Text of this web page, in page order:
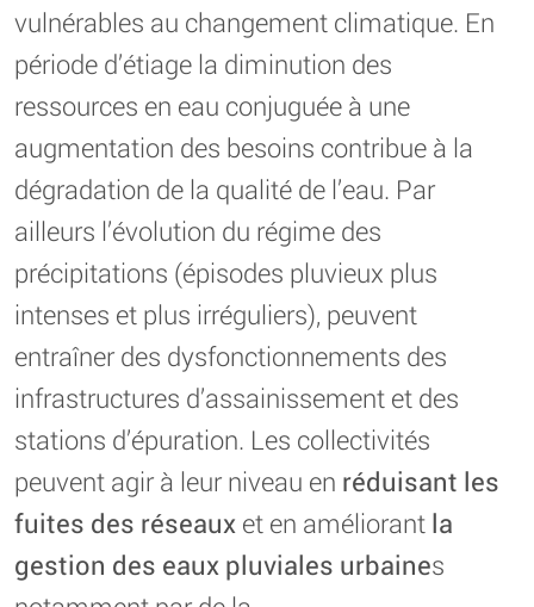
vulnérables au changement climatique. En
période d’étiage la diminution des
ressources en eau conjuguée à une
augmentation des besoins contribue à la
dégradation de la qualité de l’eau. Par
ailleurs l’évolution du régime des
précipitations (épisodes pluvieux plus
intenses et plus irréguliers), peuvent
entraîner des dysfonctionnements des
infrastructures d’assainissement et des
stations d’épuration. Les collectivités
peuvent agir à leur niveau en réduisant les
fuites des réseaux et en améliorant la
gestion des eaux pluviales urbaines